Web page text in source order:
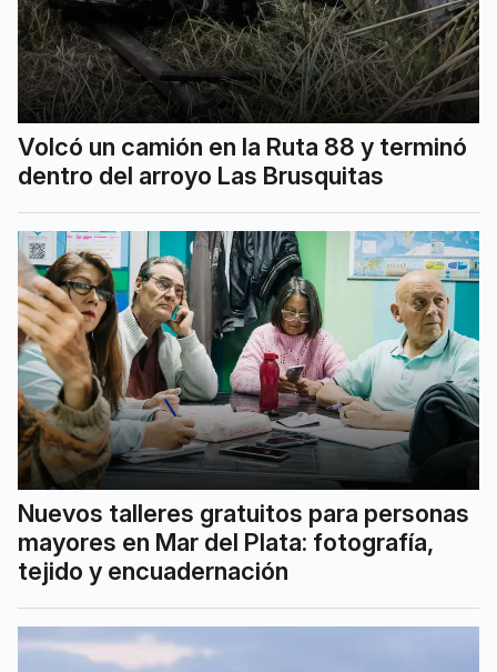
Volcó un camión en la Ruta 88 y terminó
dentro del arroyo Las Brusquitas
Nuevos talleres gratuitos para personas
mayores en Mar del Plata: fotografía,
tejido y encuadernación